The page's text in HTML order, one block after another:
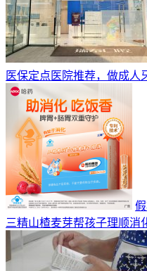
医保定点医院推荐，做成人
三精山楂麦芽帮孩子理顺消